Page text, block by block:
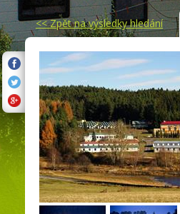
<<Zpět na výsledky hledání